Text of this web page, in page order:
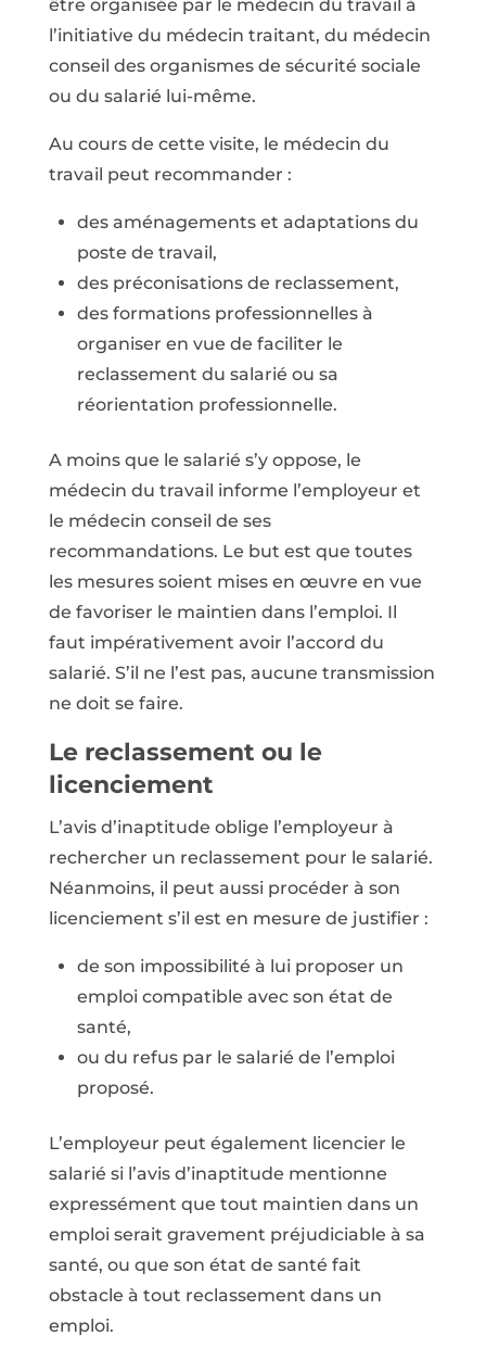
être organisée par le médecin du travail à
l’initiative du médecin traitant, du médecin
conseil des organismes de sécurité sociale
ou du salarié lui-même.
Au cours de cette visite, le médecin du
travail peut recommander :
des aménagements et adaptations du
poste de travail,
des préconisations de reclassement,
des formations professionnelles à
organiser en vue de faciliter le
reclassement du salarié ou sa
réorientation professionnelle.
A moins que le salarié s’y oppose, le
médecin du travail informe l’employeur et
le médecin conseil de ses
recommandations. Le but est que toutes
les mesures soient mises en œuvre en vue
de favoriser le maintien dans l’emploi. Il
faut impérativement avoir l’accord du
salarié. S’il ne l’est pas, aucune transmission
ne doit se faire.
Le reclassement ou le
licenciement
L’avis d’inaptitude oblige l’employeur à
rechercher un reclassement pour le salarié.
Néanmoins, il peut aussi procéder à son
licenciement s’il est en mesure de justifier :
de son impossibilité à lui proposer un
emploi compatible avec son état de
santé,
ou du refus par le salarié de l’emploi
proposé.
L’employeur peut également licencier le
salarié si l’avis d’inaptitude mentionne
expressément que tout maintien dans un
emploi serait gravement préjudiciable à sa
santé, ou que son état de santé fait
obstacle à tout reclassement dans un
emploi.